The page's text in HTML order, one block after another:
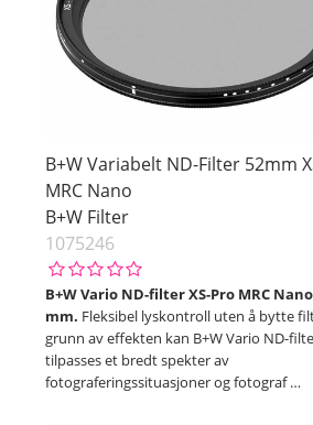
B+W Variabelt ND-Filter 52mm
MRC Nano
B+W Filter
1075246
B+W Vario ND-filter XS-Pro MRC
mm. Fleksibel lyskontroll uten å bytte
grunn av effekten kan B+W Vario ND-
tilpasses et bredt spekter av
fotograferingssituasjoner og fotograf…